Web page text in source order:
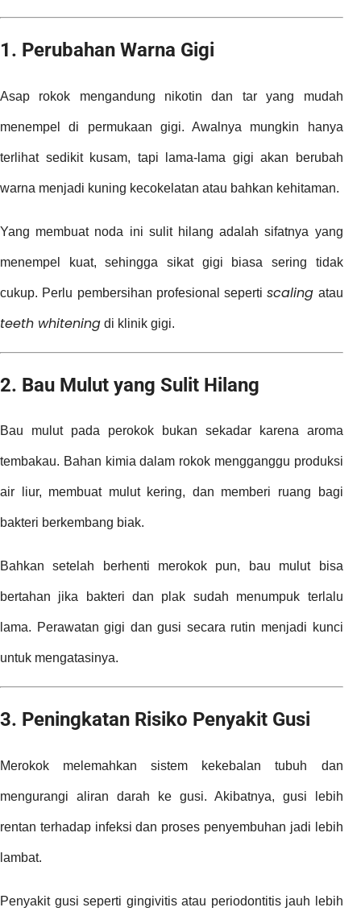
1. Perubahan Warna Gigi
Asap rokok mengandung nikotin dan tar yang mudah
menempel di permukaan gigi. Awalnya mungkin hanya
terlihat sedikit kusam, tapi lama-lama gigi akan berubah
warna menjadi kuning kecokelatan atau bahkan kehitaman.
Yang membuat noda ini sulit hilang adalah sifatnya yang
menempel kuat, sehingga sikat gigi biasa sering tidak
cukup. Perlu pembersihan profesional sepertiscaling atau
teeth whitening di klinik gigi.
2. Bau Mulut yang Sulit Hilang
Bau mulut pada perokok bukan sekadar karena aroma
tembakau. Bahan kimia dalam rokok mengganggu produksi
air liur, membuat mulut kering, dan memberi ruang bagi
bakteri berkembang biak.
Bahkan setelah berhenti merokok pun, bau mulut bisa
bertahan jika bakteri dan plak sudah menumpuk terlalu
lama. Perawatan gigi dan gusi secara rutin menjadi kunci
untuk mengatasinya.
3. Peningkatan Risiko Penyakit Gusi
Merokok melemahkan sistem kekebalan tubuh dan
mengurangi aliran darah ke gusi. Akibatnya, gusi lebih
rentan terhadap infeksi dan proses penyembuhan jadi lebih
lambat.
Penyakit gusi seperti gingivitis atau periodontitis jauh lebih